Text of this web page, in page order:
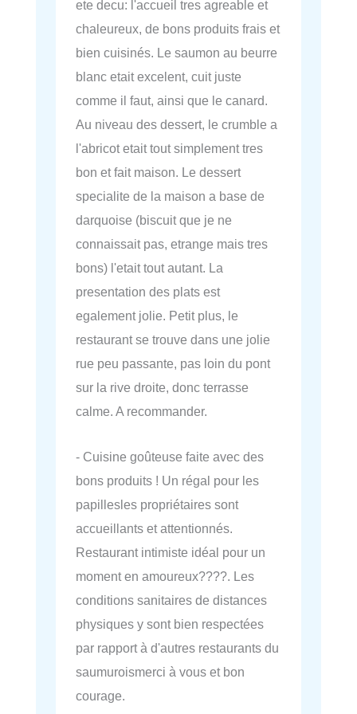
ete decu: l'accueil tres agreable et
chaleureux, de bons produits frais et
bien cuisinés. Le saumon au beurre
blanc etait excelent, cuit juste
comme il faut, ainsi que le canard.
Au niveau des dessert, le crumble a
l'abricot etait tout simplement tres
bon et fait maison. Le dessert
specialite de la maison a base de
darquoise (biscuit que je ne
connaissait pas, etrange mais tres
bons) l'etait tout autant. La
presentation des plats est
egalement jolie. Petit plus, le
restaurant se trouve dans une jolie
rue peu passante, pas loin du pont
sur la rive droite, donc terrasse
calme. A recommander.
- Cuisine goûteuse faite avec des
bons produits ! Un régal pour les
papillesles propriétaires sont
accueillants et attentionnés.
Restaurant intimiste idéal pour un
moment en amoureux????. Les
conditions sanitaires de distances
physiques y sont bien respectées
par rapport à d'autres restaurants du
saumuroismerci à vous et bon
courage.